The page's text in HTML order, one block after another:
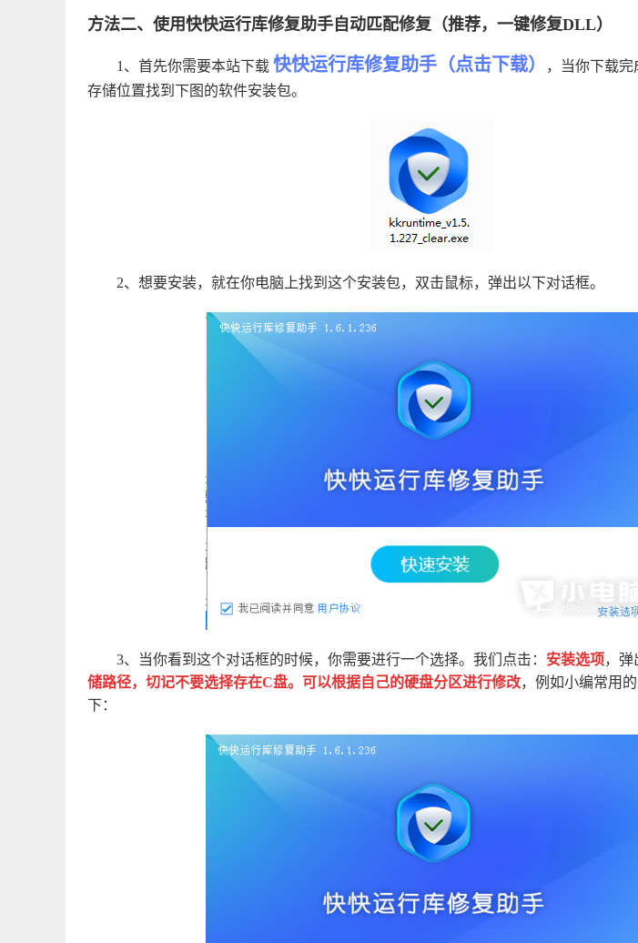
方法二、使用快快运行库修复助手自动匹配修复（推荐，一键修复DLL）
1、首先你需要本站下载 快快运行库修复助手（点击下载）
，当你下载
存储位置找到下图的软件安装包。
2、想要安装，就在你电脑上找到这个安装包，双击鼠标，弹出以下对话框。
3、当你看到这个对话框的时候，你需要进行一个选择。我们点击： 安装选项，弹
储路径，切记不要选择存在C盘。可以根据自己的硬盘分区进行修改，例如小编常用
下：